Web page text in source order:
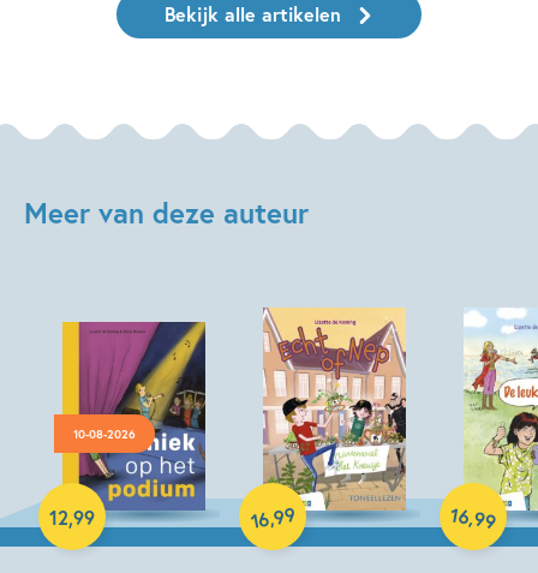
Bekijk alle artikelen
Meer van deze auteur
10-08-2026
12,99
Hardcover
16,99
Hardcover
16,99
Hardcover